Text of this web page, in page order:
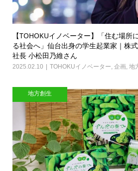
【TOHOKUイノベーター】「住む場所
る社会へ」仙台出身の学生起業家｜株
社長 小松田乃維さん
2025.02.10 TOHOKUイノベーター, 企画, 地
地方創生